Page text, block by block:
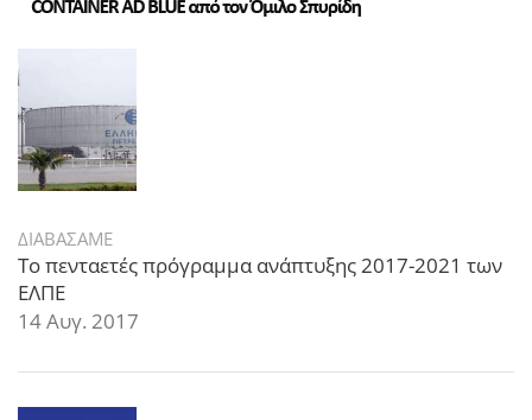
ΔΙΑΒΑΣΑΜΕ
Το πενταετές πρόγραμμα ανάπτυξης 2017-2021 των
ΕΛΠΕ
14 Αυγ. 2017